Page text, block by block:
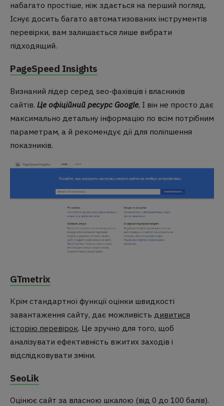
набагато простіше, ніж здається на перший погляд.
Існує досить багато автоматизованих інструментів
перевірки, вам залишається лише вибрати
підходящий.
PageSpeed Insights
Визнаний лідер серед seo-фахівців і власників
сайтів. Це офіційний ресурс Google, І він не просто дає
максимально детальну інформацію по всім потрібним
параметрам, а й рекомендує дії для поліпшення
показників.
GTmetrix
Крім стандартної функції оцінки швидкості
завантаження сайту, дає можливість дивитися
історію перевірок. Це зручно для того, щоб
аналізувати ефективність вжитих заходів і
відслідковувати зміни.
SeoLik
Оцінює сайт за власною шкалою (від 0 до 100 балів).